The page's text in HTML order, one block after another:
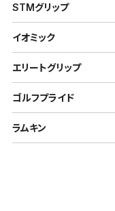
STMグリップ
イオミック
エリートグリップ
ゴルフプライド
ラムキン